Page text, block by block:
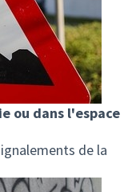
ou dans l'espace
de la